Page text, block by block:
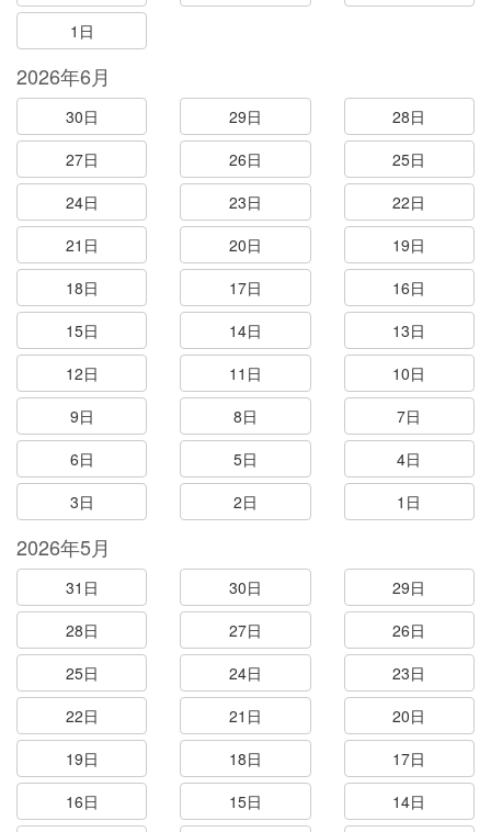
1日
2026年6月
30日 29日
28日
27日
26日
25日
24日
23日
22日
21日
20日
19日
18日
17日
16日
15日
14日
13日
12日
11日
10日
9日
8日
7日
6日
5日
4日
3日
2日 1日
2026年5月
31日 30日
29日
28日
27日
26日
25日
24日
23日
22日
21日
20日
19日
18日
17日
16日
15日
14日